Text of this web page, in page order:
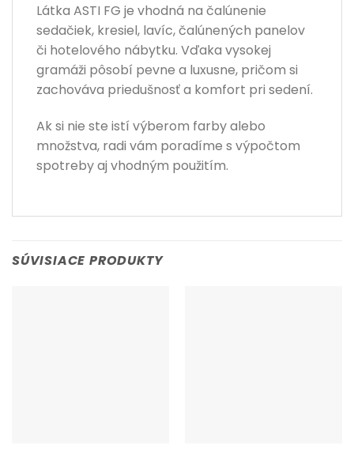
Látka ASTI FG je vhodná na čalúnenie
sedačiek, kresiel, lavíc, čalúnených panelov
či hotelového nábytku. Vďaka vysokej
gramáži pôsobí pevne a luxusne, pričom si
zachováva priedušnosť a komfort pri sedení.
Ak si nie ste istí výberom farby alebo
množstva, radi vám poradíme s výpočtom
spotreby aj vhodným použitím.
SÚVISIACE PRODUKTY